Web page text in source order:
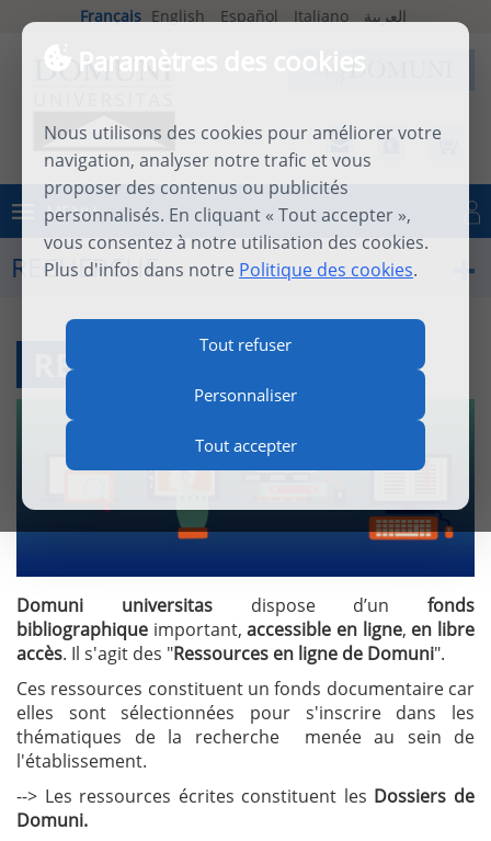
Paramètres des cookies
Nous utilisons des cookies pour améliorer votre
navigation, analyser notre trafic et vous
proposer des contenus ou publicités
personnalisés. En cliquant « Tout accepter »,
vous consentez à notre utilisation des cookies.
Plus d'infos dans notre Politique des cookies.
Tout refuser
Personnaliser
Tout accepter
Français English Español Italiano العربية
MENU Se connecter
RECHERCHE
RESSOURCES EN LIGNE
Domuni universitas dispose d’un fonds
bibliographique important,accessible en ligne, en libre
accès. Il s'agit des "Ressources en ligne de Domuni".
Ces ressources constituent un fonds documentaire car
elles sont sélectionnées pour s'inscrire dans les
thématiques de la recherche menée au sein de
l'établissement.
--> Les ressources écrites constituent les Dossiers de
Domuni.